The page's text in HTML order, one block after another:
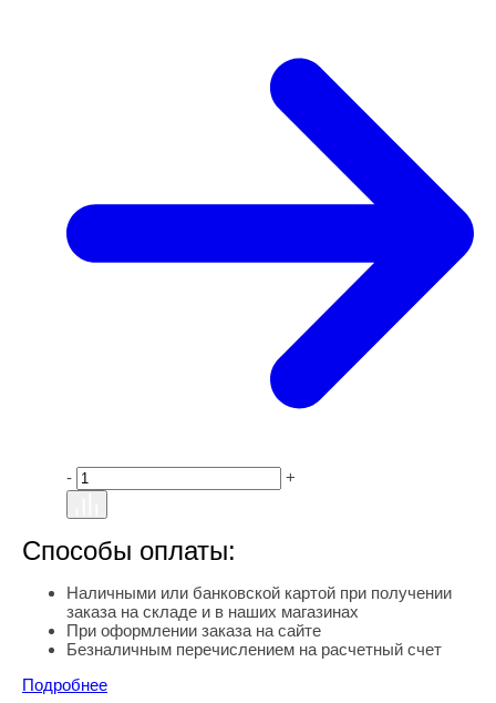
- +
Способы оплаты:
Наличными или банковской картой при получении
заказа на складе и в наших магазинах
При оформлении заказа на сайте
Безналичным перечислением на расчетный счет
Подробнее